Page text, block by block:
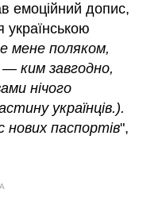
емоційний допис,
мене поляком,
ким завгодно,
нічого
українців.).
нових паспортів",